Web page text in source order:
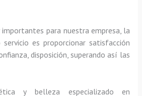
para nuestra empresa, la
es proporcionar satisfacción
disposición, superando así las
y belleza especializado en